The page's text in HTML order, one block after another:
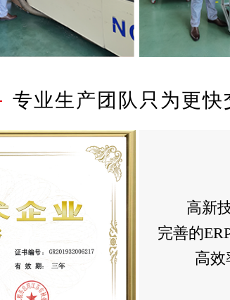
专业生产团队只为更快
高新
完善的
高效